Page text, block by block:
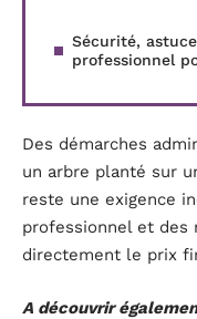
Sécurité,
professionnel
Des démarches
un arbre planté sur
reste une exigence
professionnel et des
directement le prix
A découvrir